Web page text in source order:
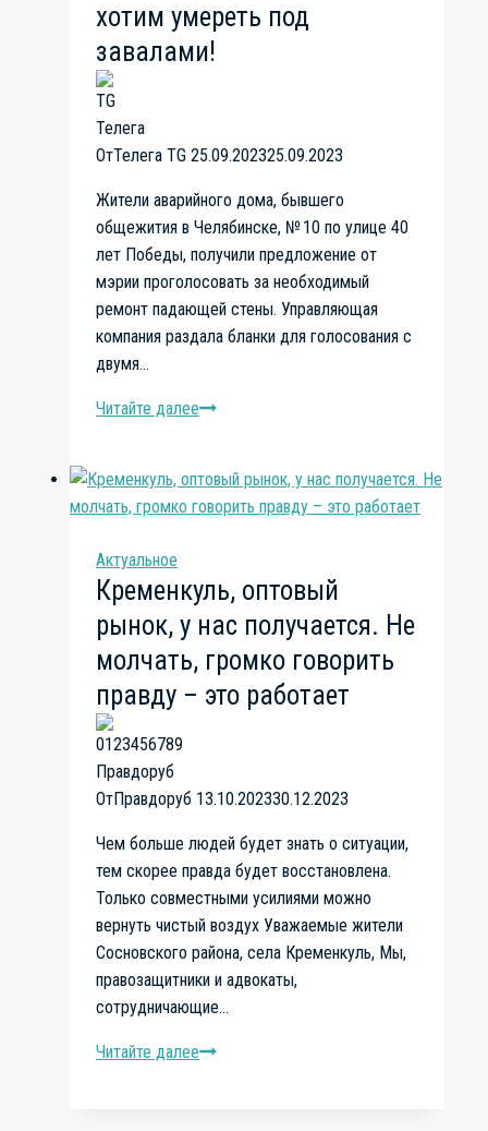
не
умеют…
хотим умереть под
завалами!
ОтТелега TG 25.09.202325.09.2023
Жители аварийного дома, бывшего
общежития в Челябинске, № 10 по улице 40
лет Победы, получили предложение от
мэрии проголосовать за необходимый
ремонт падающей стены. Управляющая
компания раздала бланки для голосования с
двумя…
Читайте далееЖильцы
ремонта.
Такой
не поможет.
Мы
не
хотим
умереть
Актуальное
Кременкуль, оптовый
рынок, у нас получается. Не
молчать, громко говорить
правду – это работает
ОтПравдоруб 13.10.202330.12.2023
Чем больше людей будет знать о ситуации,
тем скорее правда будет восстановлена.
Только совместными усилиями можно
вернуть чистый воздух Уважаемые жители
Сосновского района, села Кременкуль, Мы,
правозащитники и адвокаты,
сотрудничающие…
Читайте далееКременкуль,